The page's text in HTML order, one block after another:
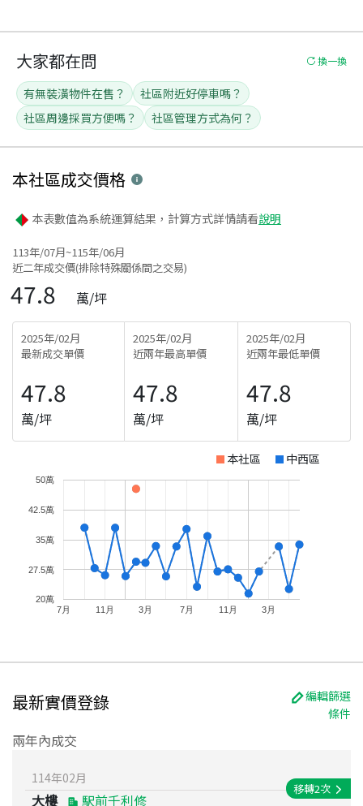
大家都在問 換一換
有無裝潢物件在售？
社區附近好停車嗎？
社區周邊採買方便嗎？
社區管理方式為何？
本社區成交價格
本表數值為系統運算結果，計算方式詳情請看說明
113年/07月~115年/06月
近二年成交價(排除特殊關係間之交易)
47.8 萬/坪
2025年/02月
最新成交單價
47.8
萬/坪
2025年/02月
近兩年最高單價
47.8
萬/坪
2025年/02月
近兩年最低單價
47.8
萬/坪
本社區 中西區
7月 11月 3月 7月 11月 3月
20萬
27.5萬
35萬
42.5萬
50萬
最新實價登錄
編輯篩選
條件
兩年內成交
114年02月
大樓 駅前千利修
移轉2次